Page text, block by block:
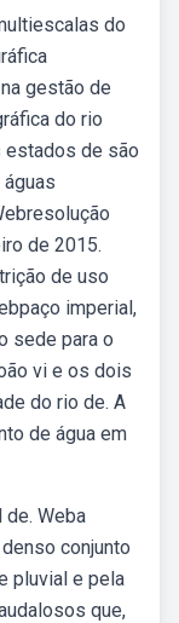
do
gestão de
do rio
estados de são
de 2015.
de uso
imperial,
sede para o
vi e os dois
do rio de. A
de água em
de. Weba
conjunto
pluvial e pela
que,